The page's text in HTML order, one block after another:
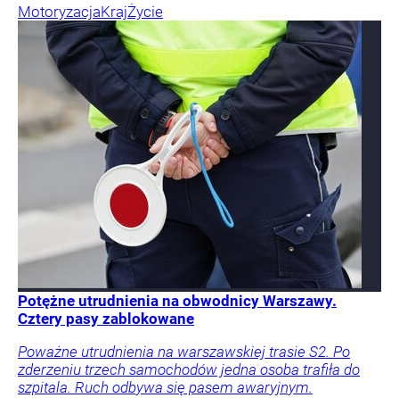
MotoryzacjaKrajŻycie
Potężne utrudnienia na obwodnicy Warszawy.
Cztery pasy zablokowane
Poważne utrudnienia na warszawskiej trasie S2. Po
zderzeniu trzech samochodów jedna osoba trafiła do
szpitala. Ruch odbywa się pasem awaryjnym.